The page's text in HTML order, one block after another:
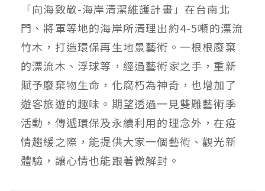
「向海致敬-海岸清潔維護計畫」在台南北
門、將軍等地的海岸所清理出約4-5噸的漂流
竹木，打造環保再生地景藝術。一根根廢棄
的漂流木、浮球等，經過藝術家之手，重新
賦予廢棄物生命，化腐朽為神奇，也增加了
遊客旅遊的趣味。期望透過一見雙雕藝術季
活動，傳遞環保及永續利用的理念外，在疫
情趨緩之際，能提供大家一個藝術、觀光新
體驗，讓心情也能跟著微解封。